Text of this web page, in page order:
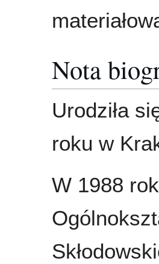
Nota
Urodziła
roku w
W 1988